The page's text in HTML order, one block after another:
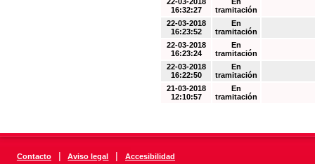
16:32:27
tramitación
22-03-2018
16:23:52
En
tramitación
22-03-2018
16:23:24
En
tramitación
22-03-2018
16:22:50
En
tramitación
21-03-2018
12:10:57
En
tramitación
Contacto | Aviso legal | Accesibilidad